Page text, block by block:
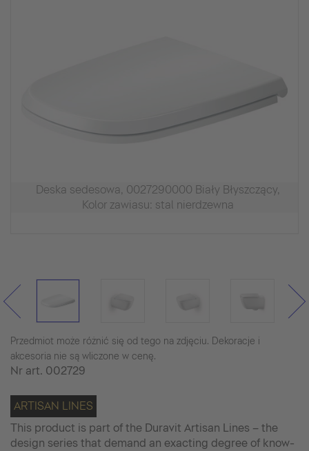
Deska sedesowa, 0027290000 Biały Błyszczący,
Kolor zawiasu: stal nierdzewna
Przedmiot może różnić się od tego na zdjęciu. Dekoracje i
akcesoria nie są wliczone w cenę.
Nr art. 002729
ARTISAN LINES
This product is part of the Duravit Artisan Lines – the
design series that demand an exacting degree of know-